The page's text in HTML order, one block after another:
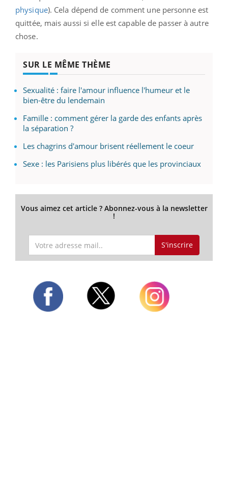
physique). Cela dépend de comment une personne est
quittée, mais aussi si elle est capable de passer à autre
chose.
SUR LE MÊME THÈME
Sexualité : faire l'amour influence l'humeur et le
bien-être du lendemain
Famille : comment gérer la garde des enfants après
la séparation ?
Les chagrins d'amour brisent réellement le coeur
Sexe : les Parisiens plus libérés que les provinciaux
Vous aimez cet article ? Abonnez-vous à la newsletter
!
S'inscrire